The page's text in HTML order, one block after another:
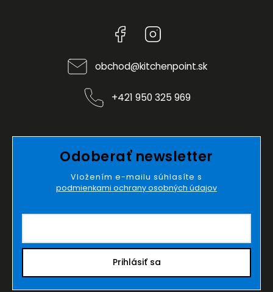
Facebook
obchod@kitchenpoint.sk
+421 950 325 969
Odoberať newsletter
Vložením e-mailu súhlasíte s
podmienkami ochrany osobných údajov
Prihlásiť sa